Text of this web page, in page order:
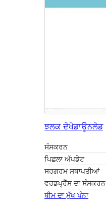
ਝਲਕ ਦੇਖੋਡਾਊਨਲੋਡ
ਸੰਸਕਰਨ
ਪਿਛਲਾ ਅੱਪਡੇਟ
ਸਰਗਰਮ ਸਥਾਪਤੀਆਂ
ਵਰਡਪ੍ਰੈੱਸ ਦਾ ਸੰਸਕਰਨ
ਥੀਮ ਦਾ ਮੁੱਖ ਪੰਨਾ